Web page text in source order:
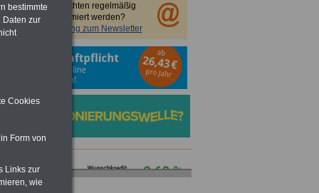
Sie möchten regelmäßig
informiert werden?
Anmeldung zum Newsletter
bestimmte
Daten zur
Cookies
Form von
Links zur
wie